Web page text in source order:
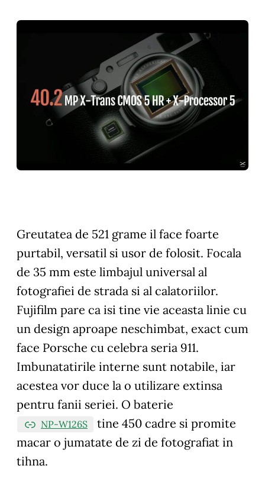
Greutatea de 521 grame il face foarte
purtabil, versatil si usor de folosit. Focala
de 35 mm este limbajul universal al
fotografiei de strada si al calatoriilor.
Fujifilm pare ca isi tine vie aceasta linie cu
un design aproape neschimbat, exact cum
face Porsche cu celebra seria 911.
Imbunatatirile interne sunt notabile, iar
acestea vor duce la o utilizare extinsa
pentru fanii seriei. O baterie
NP-W126S
tine 450 cadre si promite
macar o jumatate de zi de fotografiat in
tihna.